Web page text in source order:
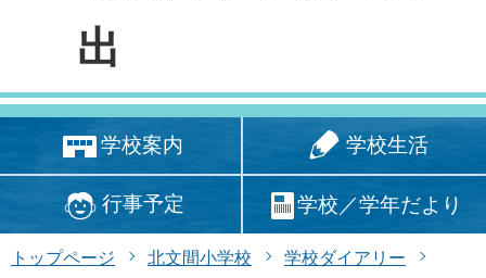
出
学校案内 学校生活
行事予定 学校／学年だより
トップページ 北文間小学校
学校ダイアリー